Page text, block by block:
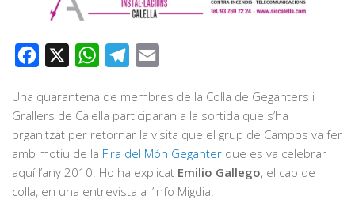
Facebook WhatsAppTelegram
Una quarantena de membres de la Colla de Geganters i
Grallers de Calella participaran a la sortida que s’ha
organitzat per retornar la visita que el grup de Campos va fer
amb motiu de la Fira del Món Geganter que es va celebrar
aquí l’any 2010. Ho ha explicat Emilio Gallego, el cap de
colla, en una entrevista a l’Info Migdia.